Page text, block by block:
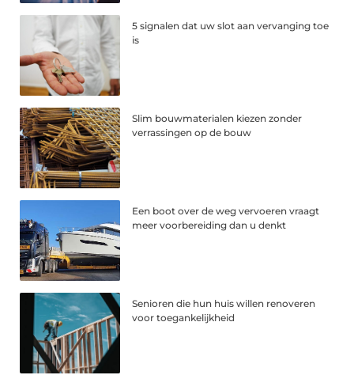
5 signalen dat uw slot aan vervanging toe
is
Slim bouwmaterialen kiezen zonder
verrassingen op de bouw
Een boot over de weg vervoeren vraagt
meer voorbereiding dan u denkt
Senioren die hun huis willen renoveren
voor toegankelijkheid